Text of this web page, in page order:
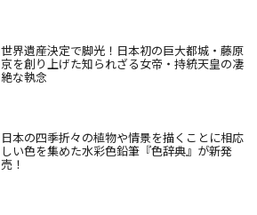
世界遺産決定で脚光！日本初の巨大都城・藤原
京を創り上げた知られざる女帝・持統天皇の凄
絶な執念
日本の四季折々の植物や情景を描くことに相応
しい色を集めた水彩色鉛筆『色辞典』が新発
売！